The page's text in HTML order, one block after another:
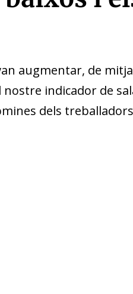
augmentar, de
indicador de
dels